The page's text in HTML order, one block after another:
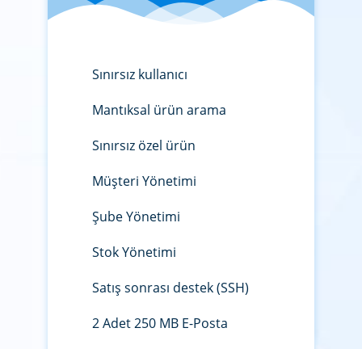
Sınırsız kullanıcı
Mantıksal ürün arama
Sınırsız özel ürün
Müşteri Yönetimi
Şube Yönetimi
Stok Yönetimi
Satış sonrası destek (SSH)
2 Adet 250 MB E-Posta